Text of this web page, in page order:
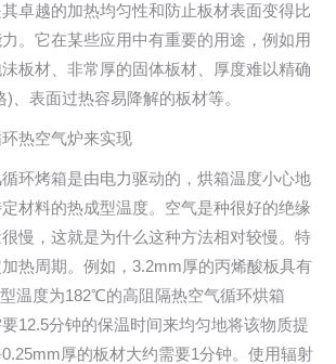
卓越的加热均匀性和防止板材表面变得比
。它在某些应用中有重要的用途，例如用
板材、非常厚的固体板材、厚度难以精确
、表面过热容易降解的板材等。
热空气炉来实现
环烤箱是由电力驱动的，烘箱温度小心地
材料的热成型温度。空气是种很好的绝缘
慢，这就是为什么这种方法相对较慢。特
热周期。例如，3.2mm厚的丙烯酸板具有
温度为182℃的高阻隔热空气循环烘箱
12.5分钟的保温时间来均匀地将该物质提
厚的板材大约需要1分钟。使用辐射